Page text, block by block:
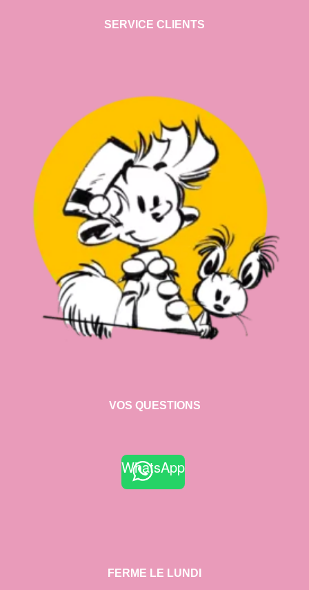
SERVICE CLIENTS
VOS QUESTIONS
WhatsApp
FERME LE LUNDI